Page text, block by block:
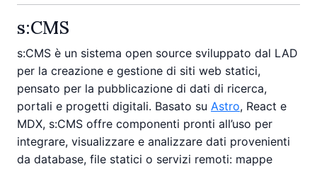
s:CMS
s:CMS è un sistema open source sviluppato dal LAD
per la creazione e gestione di siti web statici,
pensato per la pubblicazione di dati di ricerca,
portali e progetti digitali. Basato su Astro, React e
MDX, s:CMS offre componenti pronti all’uso per
integrare, visualizzare e analizzare dati provenienti
da database, file statici o servizi remoti: mappe